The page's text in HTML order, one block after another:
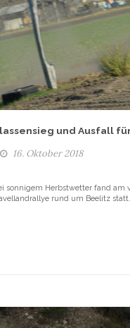
und Ausfall
16. Oktober 2018
sonnigem Herbstwetter fand am
rund um Beelitz